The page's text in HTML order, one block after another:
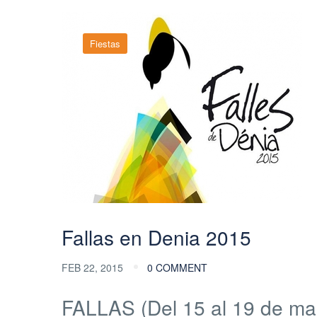
Fiestas
Fallas en Denia 2015
FEB 22, 2015 0 COMMENT
FALLAS (Del 15 al 19 de